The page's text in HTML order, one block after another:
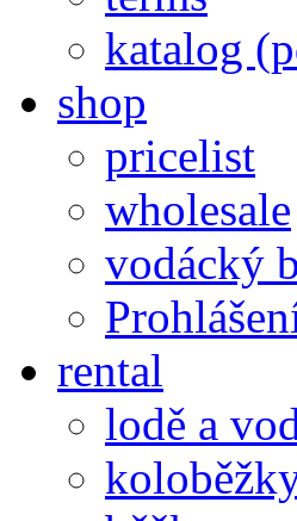
katalog
shop
pricelist
wholesale
vodácký
rental
lodě a